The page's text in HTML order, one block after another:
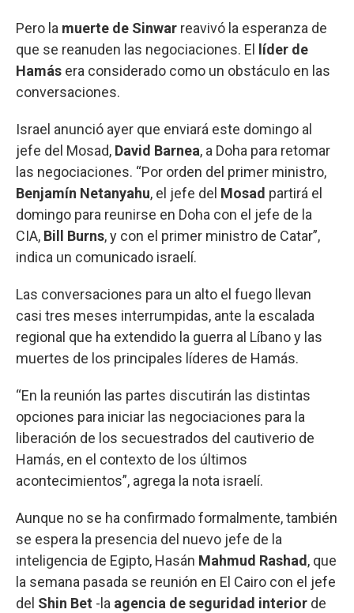
Pero la muerte de Sinwar reavivó la esperanza de
que se reanuden las negociaciones. El líder de
Hamás era considerado como un obstáculo en las
conversaciones.
Israel anunció ayer que enviará este domingo al
jefe del Mosad, David Barnea, a Doha para retomar
las negociaciones. “Por orden del primer ministro,
Benjamín Netanyahu, el jefe del Mosad partirá el
domingo para reunirse en Doha con el jefe de la
CIA, Bill Burns, y con el primer ministro de Catar”,
indica un comunicado israelí.
Las conversaciones para un alto el fuego llevan
casi tres meses interrumpidas, ante la escalada
regional que ha extendido la guerra al Líbano y las
muertes de los principales líderes de Hamás.
“En la reunión las partes discutirán las distintas
opciones para iniciar las negociaciones para la
liberación de los secuestrados del cautiverio de
Hamás, en el contexto de los últimos
acontecimientos”, agrega la nota israelí.
Aunque no se ha confirmado formalmente, también
se espera la presencia del nuevo jefe de la
inteligencia de Egipto, Hasán Mahmud Rashad, que
la semana pasada se reunión en El Cairo con el jefe
del Shin Bet -la agencia de seguridad interior de